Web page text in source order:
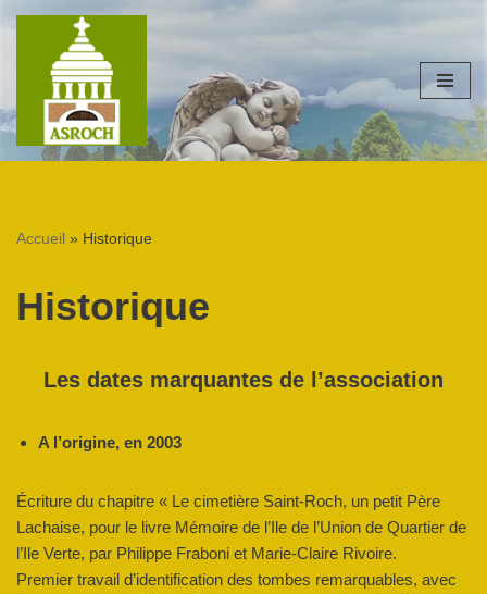
contenu
Accueil » Historique
Historique
Les dates marquantes de l’association
A l’origine, en 2003
Écriture du chapitre « Le cimetière Saint-Roch, un petit Père
Lachaise, pour le livre Mémoire de l’Ile de l’Union de Quartier de
l’Ile Verte, par Philippe Fraboni et Marie-Claire Rivoire.
Premier travail d’identification des tombes remarquables, avec